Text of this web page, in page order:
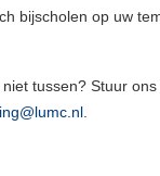
bijscholen op uw
tussen? Stuur